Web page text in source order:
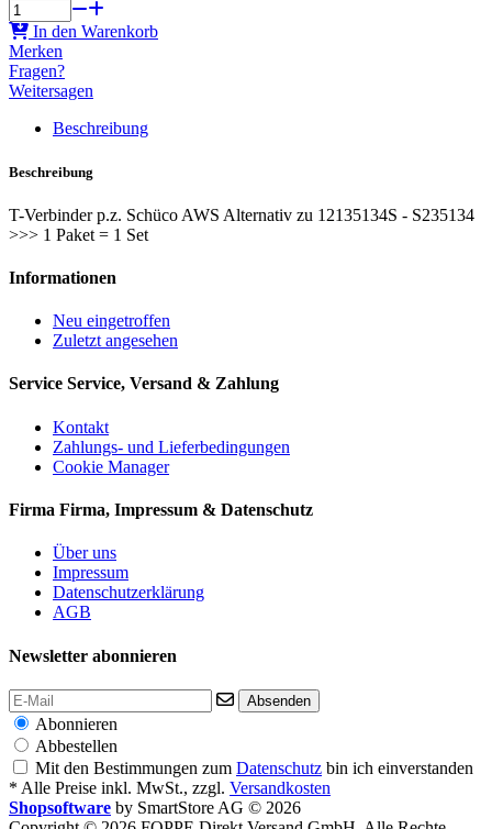
In den Warenkorb
Merken
Fragen?
Weitersagen
Beschreibung
Beschreibung
T-Verbinder p.z. Schüco AWS Alternativ zu 12135134S - S235134
>>> 1 Paket = 1 Set
Informationen
Neu eingetroffen
Zuletzt angesehen
Service Service, Versand & Zahlung
Kontakt
Zahlungs- und Lieferbedingungen
Cookie Manager
Firma Firma, Impressum & Datenschutz
Über uns
Impressum
Datenschutzerklärung
AGB
Newsletter abonnieren
Absenden
Abonnieren
Abbestellen
Mit den Bestimmungen zum Datenschutz bin ich einverstanden
* Alle Preise inkl. MwSt., zzgl. Versandkosten
Shopsoftware by SmartStore AG © 2026